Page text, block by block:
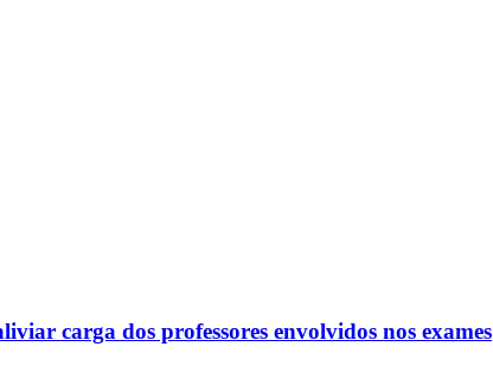
carga dos professores envolvidos nos exames